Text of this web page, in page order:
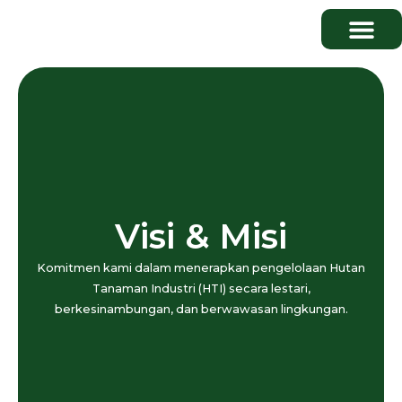
Visi & Misi
Komitmen kami dalam menerapkan pengelolaan Hutan
Tanaman Industri (HTI) secara lestari,
berkesinambungan, dan berwawasan lingkungan.